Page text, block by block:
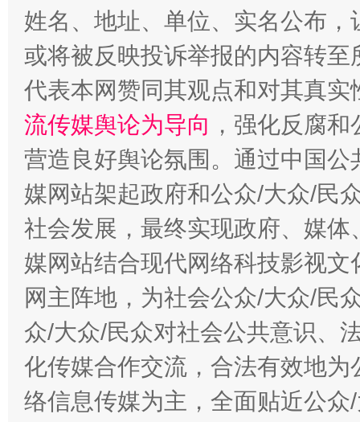
在谋一域中谋全局
今
姓名、地址、单位、实名公布
或将被反映投诉举报的内容转
代表本网赞同其观点和对其真实
流传媒舆论为导向 ，强化反腐
营造良好舆论氛围。通过中国
媒网站架起政府和公众/大众/民
社会发展，最终实现政府、媒
媒网站结合现代网络科技影视
网主阵地，为社会公众/大众/民
众/大众/民众对社会公共意识、
化传媒合作交流，合法有效地
络信息传媒为主，全面贴近公